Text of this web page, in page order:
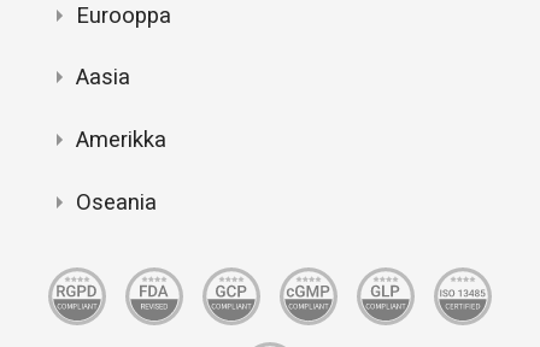
Eurooppa
Aasia
Amerikka
Oseania